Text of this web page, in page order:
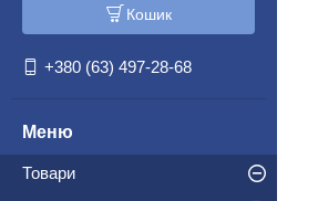
Кошик
+380 (63) 497-28-68
Товари